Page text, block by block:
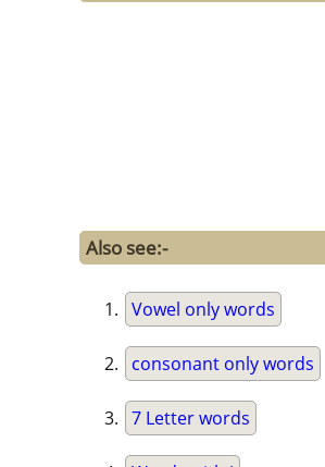
Also see:-
Vowel only words
consonant only words
7 Letter words